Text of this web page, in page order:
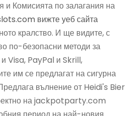
и Комисията по залагания на
вижте уеб сайта
кралство. И ще видите, с
по-безопасни методи за
Visa, PayPal и Skrill,
им се предлагат на сигурна
вълнение от Heidi's Bier
на jackpotparty.com